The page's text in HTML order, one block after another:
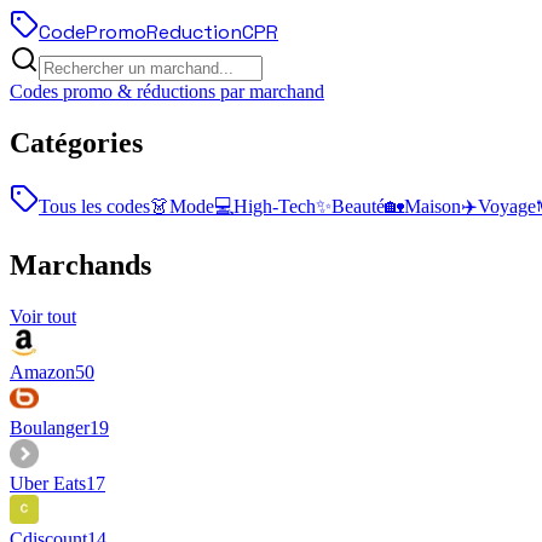
CodePromoReductionCPR
Codes promo & réductions par marchand
Catégories
Tous les codes👗Mode💻High-Tech✨Beauté🏡Maison✈️Voyage
Marchands
Voir tout
Amazon50
Boulanger19
Uber Eats17